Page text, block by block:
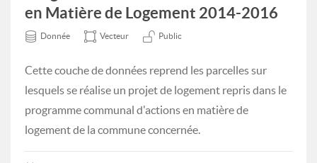
en Matière de Logement 2014-2016
Donnée Vecteur Public
Cette couche de données reprend les parcelles sur
lesquels se réalise un projet de logement repris dans le
programme communal d'actions en matière de
logement de la commune concernée.